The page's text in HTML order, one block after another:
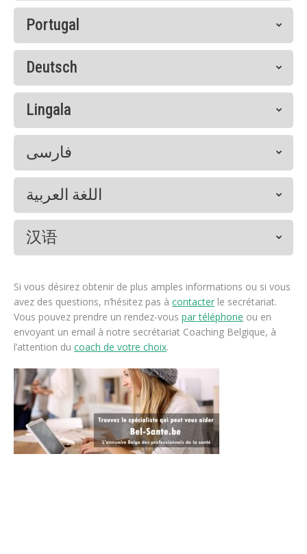
Portugal
Deutsch
Lingala
فارسی
اللغة العربية
汉语
Si vous désirez obtenir de plus amples informations ou si vous
avez des questions, n’hésitez pas à contacter le secrétariat.
Vous pouvez prendre un rendez-vous par téléphone ou en
envoyant un email à notre secrétariat Coaching Belgique, à
l’attention du coach de votre choix.